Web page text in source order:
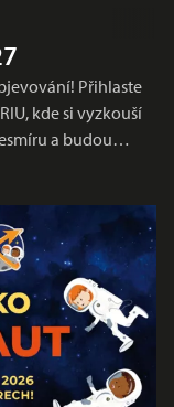
Přihlaste
kde si vyzkouší
a budou…